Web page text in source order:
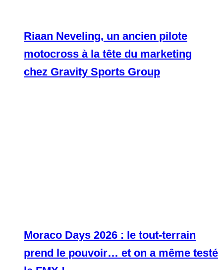
Riaan Neveling, un ancien pilote
motocross à la tête du marketing
chez Gravity Sports Group
Moraco Days 2026 : le tout-terrain
prend le pouvoir… et on a même testé